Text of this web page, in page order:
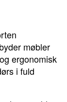
møbler
ergonomisk
i fuld